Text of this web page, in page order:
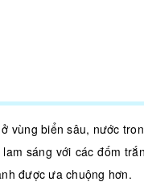
vùng biển sâu, nước
sáng với các đốm
được ưa chuộng hơn.